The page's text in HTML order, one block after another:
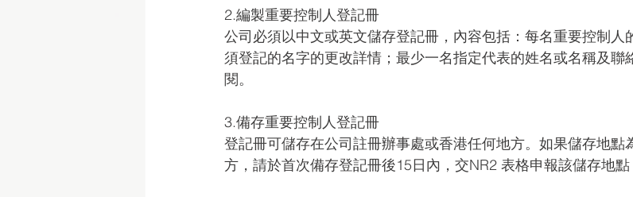
2.編製重要控制人登記冊
公司必須以中文或英文儲存登記冊，內容包括：每名重要控制人
須登記的名字的更改詳情；最少一名指定代表的姓名或名稱及聯
閱。
3.備存重要控制人登記冊
登記冊可儲存在公司註冊辦事處或香港任何地方。如果儲存地點
方，請於首次備存登記冊後15日內，交NR2 表格申報該儲存地點